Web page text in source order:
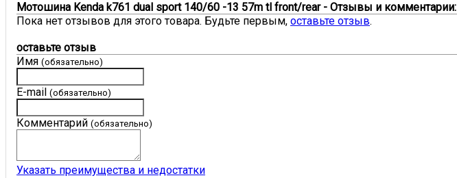
Мотошина Kenda k761 dual sport 140/60 -13 57m tl front/rear - Отзывы и комментарии:
Пока нет отзывов для этого товара. Будьте первым, оставьте отзыв.
оставьте отзыв
Имя (обязательно)
E-mail (обязательно)
Комментарий (обязательно)
Указать преимущества и недостатки